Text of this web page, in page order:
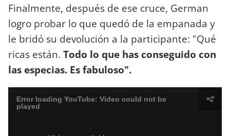
Finalmente, después de ese cruce, German
logro probar lo que quedó de la empanada y
le bridó su devolución a la participante: "Qué
ricas están. Todo lo que has conseguido con
las especias. Es fabuloso".